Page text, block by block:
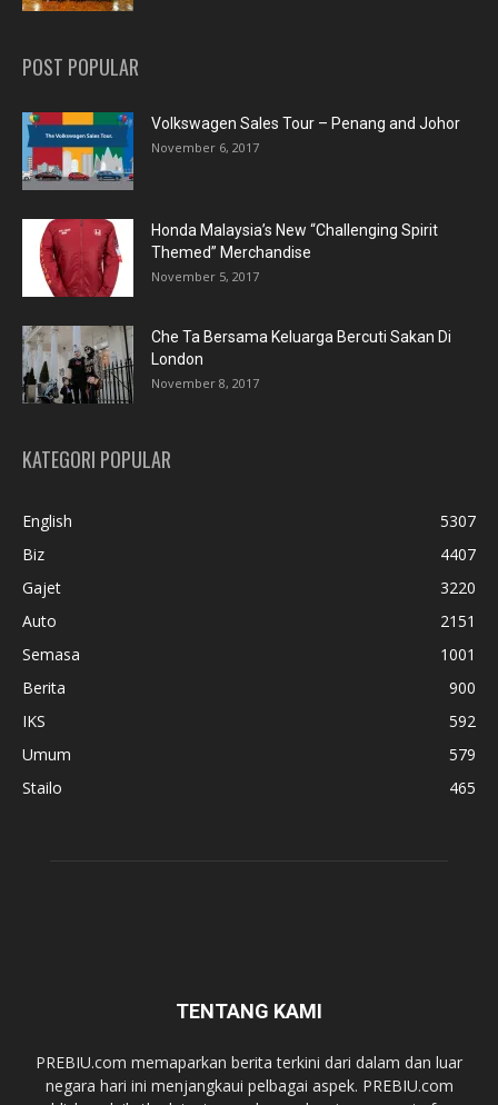
POST POPULAR
Volkswagen Sales Tour – Penang and Johor
November 6, 2017
Honda Malaysia’s New “Challenging Spirit
Themed” Merchandise
November 5, 2017
Che Ta Bersama Keluarga Bercuti Sakan Di
London
November 8, 2017
KATEGORI POPULAR
English
5307
Biz
4407
Gajet
3220
Auto
2151
Semasa
1001
Berita
900
IKS
592
Umum
579
Stailo
465
TENTANG KAMI
PREBIU.com memaparkan berita terkini dari dalam dan luar
negara hari ini menjangkaui pelbagai aspek. PREBIU.com